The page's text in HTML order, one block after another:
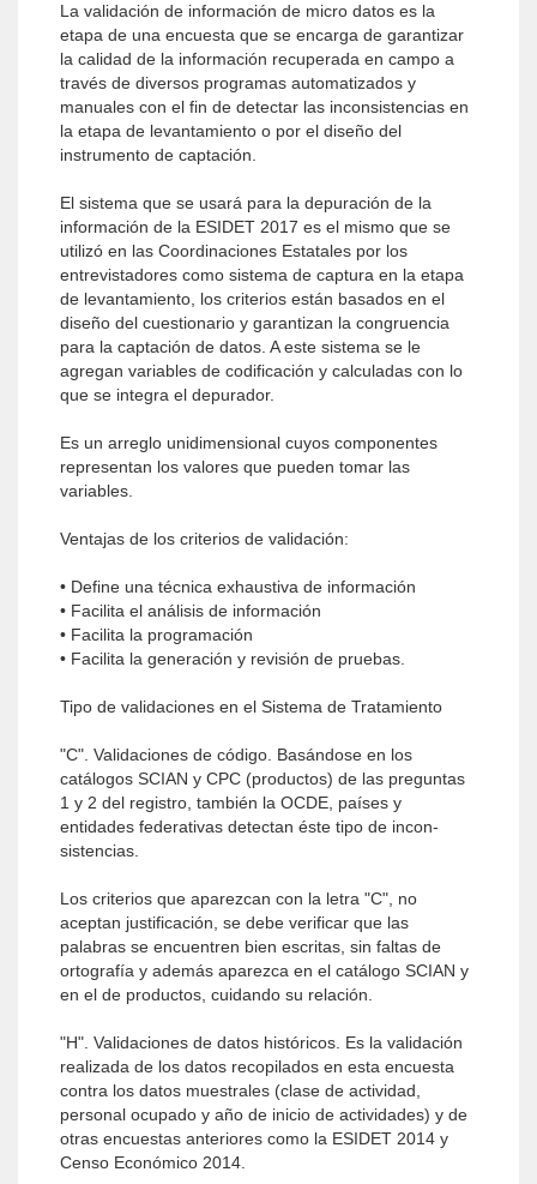
La validación de información de micro datos es la
etapa de una encuesta que se encarga de garantizar
la calidad de la información recuperada en campo a
través de diversos programas automatizados y
manuales con el fin de detec­tar las inconsistencias en
la etapa de levantamiento o por el diseño del
instrumento de captación.
El sistema que se usará para la depuración de la
información de la ESIDET 2017 es el mismo que se
utilizó en las Coordinaciones Estatales por los
entrevistadores como sistema de captura en la etapa
de levantamiento, los criterios están basados en el
diseño del cuestionario y garantizan la congruencia
para la captación de datos. A este sistema se le
agregan variables de codificación y calculadas con lo
que se integra el depurador.
Es un arreglo unidimensional cuyos componentes
representan los valores que pueden tomar las
variables.
Ventajas de los criterios de validación:
• Define una técnica exhaustiva de información
• Facilita el análisis de información
• Facilita la programación
• Facilita la generación y revisión de pruebas.
Tipo de validaciones en el Sistema de Tratamiento
"C". Validaciones de código. Basándose en los
catálogos SCIAN y CPC (productos) de las preguntas
1 y 2 del registro, también la OCDE, países y
entidades federativas detectan éste tipo de incon­
sistencias.
Los criterios que aparezcan con la letra "C", no
aceptan justificación, se debe verificar que las
palabras se encuentren bien escritas, sin faltas de
ortografía y además aparezca en el catálogo SCIAN y
en el de productos, cuidando su relación.
"H". Validaciones de datos históricos. Es la validación
realizada de los datos recopilados en esta encuesta
contra los datos muestrales (clase de actividad,
personal ocupado y año de inicio de actividades) y de
otras encuestas anteriores como la ESIDET 2014 y
Censo Económico 2014.